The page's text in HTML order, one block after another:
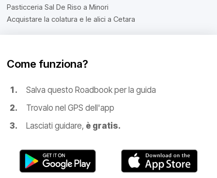
Pasticceria Sal De Riso a Minori
Acquistare la colatura e le alici a Cetara
Come funziona?
Salva questo Roadbook per la guida
Trovalo nel GPS dell'app
Lasciati guidare, è gratis.